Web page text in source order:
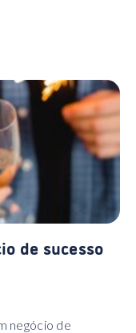
de sucesso
negócio de